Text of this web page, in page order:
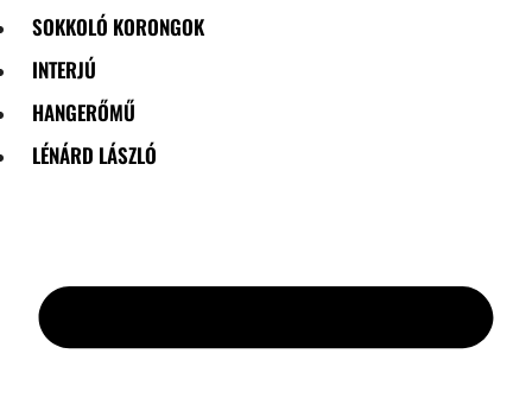
SOKKOLÓ KORONGOK
INTERJÚ
HANGERŐMŰ
LÉNÁRD LÁSZLÓ